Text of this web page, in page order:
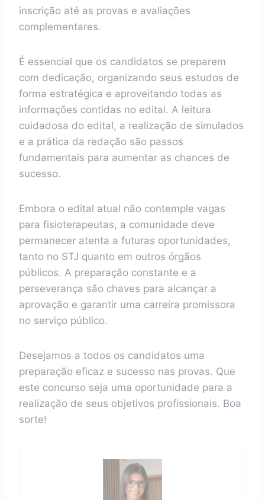
inscrição até as provas e avaliações
complementares.
É essencial que os candidatos se preparem
com dedicação, organizando seus estudos de
forma estratégica e aproveitando todas as
informações contidas no edital. A leitura
cuidadosa do edital, a realização de simulados
e a prática da redação são passos
fundamentais para aumentar as chances de
sucesso.
Embora o edital atual não contemple vagas
para fisioterapeutas, a comunidade deve
permanecer atenta a futuras oportunidades,
tanto no STJ quanto em outros órgãos
públicos. A preparação constante e a
perseverança são chaves para alcançar a
aprovação e garantir uma carreira promissora
no serviço público.
Desejamos a todos os candidatos uma
preparação eficaz e sucesso nas provas. Que
este concurso seja uma oportunidade para a
realização de seus objetivos profissionais. Boa
sorte!